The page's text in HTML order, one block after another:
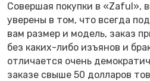
Совершая покупки в «Zaful»,
уверены в том, что всегда
вам размер и модель, заказ
без каких-либо изъянов и
отличается очень
заказе свыше 50 долларов